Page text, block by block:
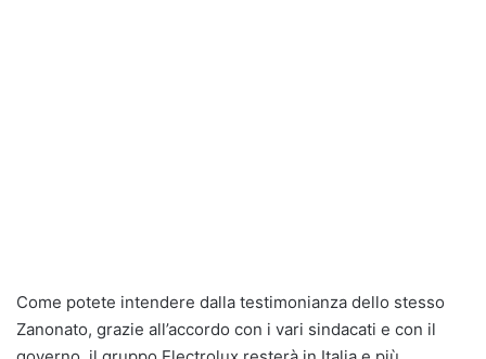
Come potete intendere dalla testimonianza dello stesso
Zanonato, grazie all’accordo con i vari sindacati e con il